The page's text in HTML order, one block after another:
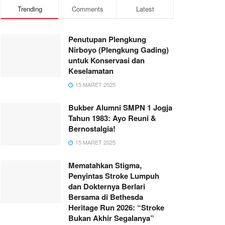
Trending Comments Latest
Penutupan Plengkung
Nirboyo (Plengkung Gading)
untuk Konservasi dan
Keselamatan
15 MARET 2025
Bukber Alumni SMPN 1 Jogja
Tahun 1983: Ayo Reuni &
Bernostalgia!
15 MARET 2025
Mematahkan Stigma,
Penyintas Stroke Lumpuh
dan Dokternya Berlari
Bersama di Bethesda
Heritage Run 2026: “Stroke
Bukan Akhir Segalanya”